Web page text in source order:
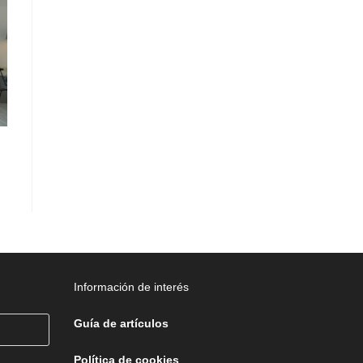
Información de interés
Guía de artículos
Política de cookies